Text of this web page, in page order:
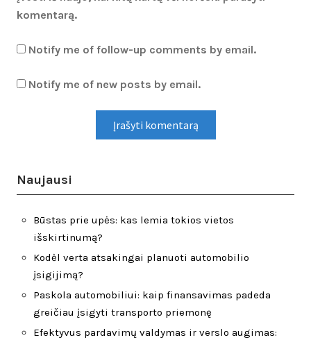
komentarą.
Notify me of follow-up comments by email.
Notify me of new posts by email.
Naujausi
Būstas prie upės: kas lemia tokios vietos
išskirtinumą?
Kodėl verta atsakingai planuoti automobilio
įsigijimą?
Paskola automobiliui: kaip finansavimas padeda
greičiau įsigyti transporto priemonę
Efektyvus pardavimų valdymas ir verslo augimas: